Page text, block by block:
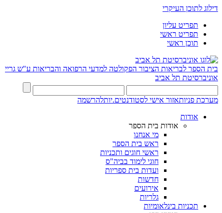
דילוג לתוכן העיקרי
תפריט עליון
תפריט ראשי
תוכן ראשי
בית הספר לבריאות הציבור הפקולטה למדעי הרפואה והבריאות ע"ש גריי
אוניברסיטת תל אביב
מערכת פניותאזור אישי לסטודנטים.יותלהרשמה
אודות
אודות בית הספר
מי אנחנו
ראש בית הספר
ראשי חוגים ותכניות
חוגי לימוד בביה"ס
ועדות בית ספריות
חדשות
אירועים
גלריות
תכניות בינלאומיות